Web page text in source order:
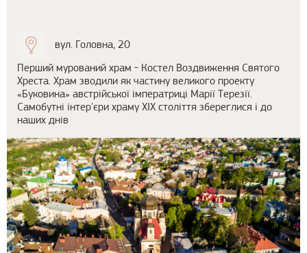
вул. Головна, 20
Перший мурований храм - Костел Воздвиження Святого
Хреста. Храм зводили як частину великого проекту
«Буковина» австрійської імператриці Марії Терезії.
Самобутні інтер'єри храму ХІХ століття збереглися і до
наших днів